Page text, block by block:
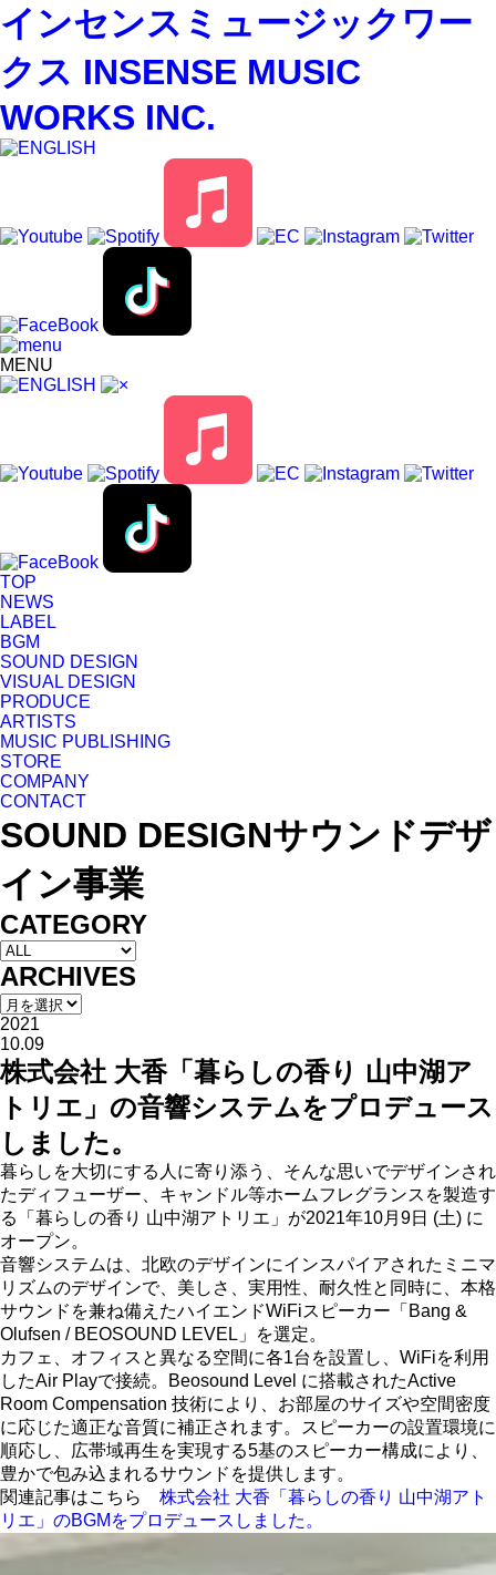
インセンスミュージックワー
クス INSENSE MUSIC
WORKS INC.
MENU
TOP
NEWS
LABEL
BGM
SOUND DESIGN
VISUAL DESIGN
PRODUCE
ARTISTS
MUSIC PUBLISHING
STORE
COMPANY
CONTACT
SOUND DESIGNサウンドデザ
イン事業
CATEGORY
ARCHIVES
2021
10.09
株式会社 大香「暮らしの香り 山中湖ア
トリエ」の音響システムをプロデュース
しました。
暮らしを大切にする人に寄り添う、そんな思いでデザインされ
たディフューザー、キャンドル等ホームフレグランスを製造す
る「暮らしの香り 山中湖アトリエ」が2021年10月9日 (土) に
オープン。
音響システムは、北欧のデザインにインスパイアされたミニマ
リズムのデザインで、美しさ、実用性、耐久性と同時に、本格
サウンドを兼ね備えたハイエンドWiFiスピーカー「Bang &
Olufsen / BEOSOUND LEVEL」を選定。
カフェ、オフィスと異なる空間に各1台を設置し、WiFiを利用
したAir Playで接続。Beosound Level に搭載されたActive
Room Compensation 技術により、お部屋のサイズや空間密度
に応じた適正な音質に補正されます。スピーカーの設置環境に
順応し、広帯域再生を実現する5基のスピーカー構成により、
豊かで包み込まれるサウンドを提供します。
関連記事はこちら 株式会社 大香「暮らしの香り 山中湖アト
リエ」のBGMをプロデュースしました。